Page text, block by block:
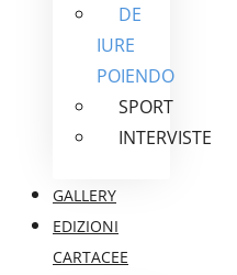
DE
IURE
POIENDO
SPORT
INTERVISTE
GALLERY
EDIZIONI
CARTACEE